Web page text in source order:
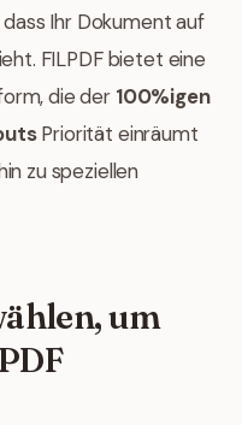
Ihr Dokument auf
FILPDF bietet eine
die der 100%igen
Priorität einräumt
zu speziellen
um